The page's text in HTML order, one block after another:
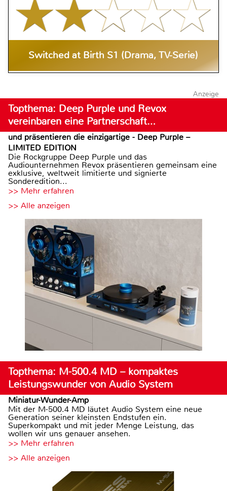
Switched at Birth S1 (Drama, TV-Serie)
Anzeige
Topthema: Deep Purple und Revox
vereinbaren eine Partnerschaft…
und präsentieren die einzigartige - Deep Purple –
LIMITED EDITION
Die Rockgruppe Deep Purple und das
Audiounternehmen Revox präsentieren gemeinsam eine
exklusive, weltweit limitierte und signierte
Sonderedition...
>> Mehr erfahren
>> Alle anzeigen
Topthema: M-500.4 MD – kompaktes
Leistungswunder von Audio System
Miniatur-Wunder-Amp
Mit der M-500.4 MD läutet Audio System eine neue
Generation seiner kleinsten Endstufen ein.
Superkompakt und mit jeder Menge Leistung, das
wollen wir uns genauer ansehen.
>> Mehr erfahren
>> Alle anzeigen